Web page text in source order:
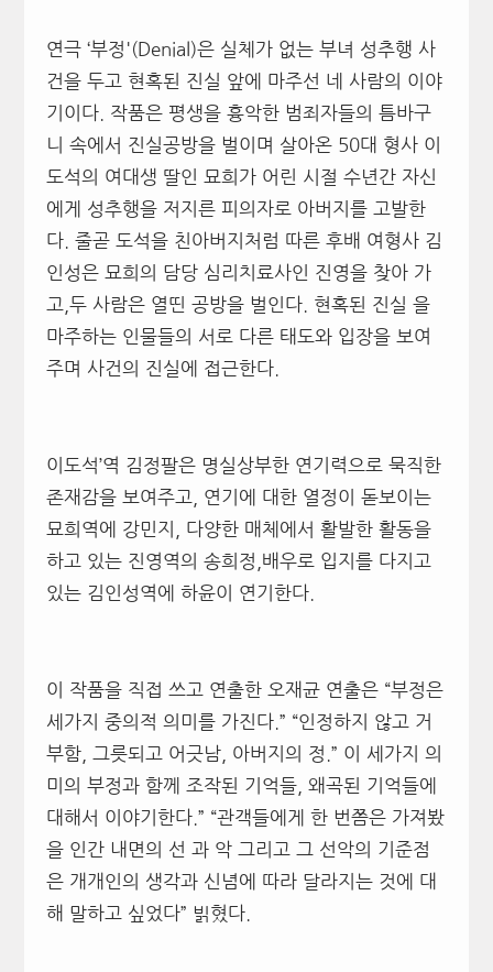
연극 ‘부정'(Denial)은 실체가 없는 부녀 성추행 사
건을 두고 현혹된 진실 앞에 마주선 네 사람의 이야
기이다. 작품은 평생을 흉악한 범죄자들의 틈바구
니 속에서 진실공방을 벌이며 살아온 50대 형사 이
도석의 여대생 딸인 묘희가 어린 시절 수년간 자신
에게 성추행을 저지른 피의자로 아버지를 고발한
다. 줄곧 도석을 친아버지처럼 따른 후배 여형사 김
인성은 묘희의 담당 심리치료사인 진영을 찾아 가
고,두 사람은 열띤 공방을 벌인다. 현혹된 진실 을
마주하는 인물들의 서로 다른 태도와 입장을 보여
주며 사건의 진실에 접근한다.
이도석’역 김정팔은 명실상부한 연기력으로 묵직한
존재감을 보여주고, 연기에 대한 열정이 돋보이는
묘희역에 강민지, 다양한 매체에서 활발한 활동을
하고 있는 진영역의 송희정,배우로 입지를 다지고
있는 김인성역에 하윤이 연기한다.
이 작품을 직접 쓰고 연출한 오재균 연출은 “부정은
세가지 중의적 의미를 가진다.” “인정하지 않고 거
부함, 그릇되고 어긋남, 아버지의 정.” 이 세가지 의
미의 부정과 함께 조작된 기억들, 왜곡된 기억들에
대해서 이야기한다.” “관객들에게 한 번쯤은 가져봤
을 인간 내면의 선 과 악 그리고 그 선악의 기준점
은 개개인의 생각과 신념에 따라 달라지는 것에 대
해 말하고 싶었다” 빍혔다.